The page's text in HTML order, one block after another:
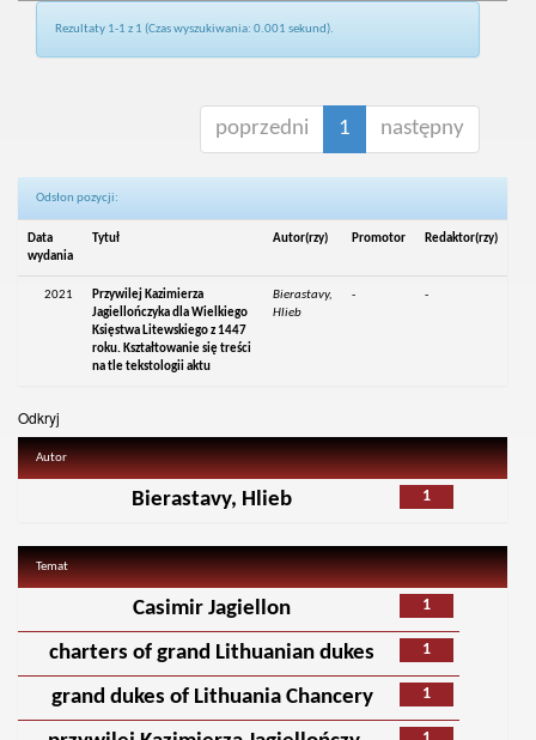
Rezultaty 1-1 z 1 (Czas wyszukiwania: 0.001 sekund).
poprzedni 1 następny
Odsłon pozycji:
Data
wydania
Tytuł Autor(rzy) Promotor Redaktor(rzy)
2021
Przywilej Kazimierza
Jagiellończyka dla Wielkiego
Księstwa Litewskiego z 1447
roku. Kształtowanie się treści
na tle tekstologii aktu
Bierastavy,
Hlieb
- -
Odkryj
Autor
1
Bierastavy, Hlieb
Temat
1
Casimir Jagiellon
1
charters of grand Lithuanian dukes
1
grand dukes of Lithuania Chancery